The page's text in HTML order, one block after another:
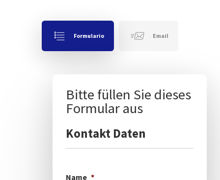
Formulario Email
Bitte füllen Sie dieses
Formular aus
Kontakt Daten
Name *